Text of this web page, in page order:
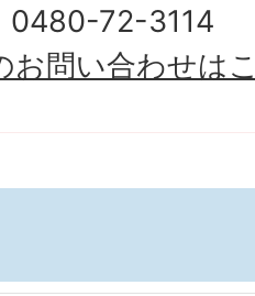
0480-72-3114
お問い合わせは